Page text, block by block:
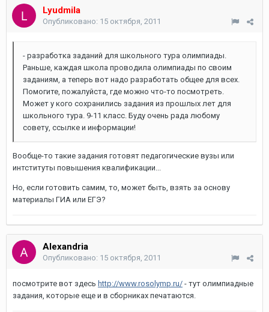
Lyudmila
Опубликовано: 15 октября, 2011
- разработка заданий для школьного тура олимпиады.
Раньше, каждая школа проводила олимпиады по своим
заданиям, а теперь вот надо разработать общее для всех.
Помогите, пожалуйста, где можно что-то посмотреть.
Может у кого сохранились задания из прошлых лет для
школьного тура. 9-11 класс. Буду очень рада любому
совету, ссылке и информации!
Вообще-то такие задания готовят педагогические вузы или
интституты повышения квалификации...
Но, если готовить самим, то, может быть, взять за основу
материалы ГИА или ЕГЭ?
Alexandria
Опубликовано: 15 октября, 2011
посмотрите вот здесь http://www.rosolymp.ru/ - тут олимпиадные
задания, которые еще и в сборниках печатаются.